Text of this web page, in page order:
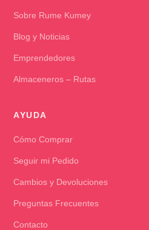
Sobre Rume Kumey
Blog y Noticias
Emprendedores
Almaceneros – Rutas
AYUDA
Cómo Comprar
Seguir mi Pedido
Cambios y Devoluciones
Preguntas Frecuentes
Contacto